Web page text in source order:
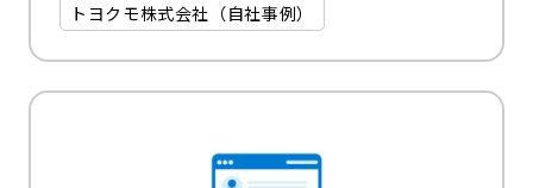
トヨクモ株式会社（自社事例）